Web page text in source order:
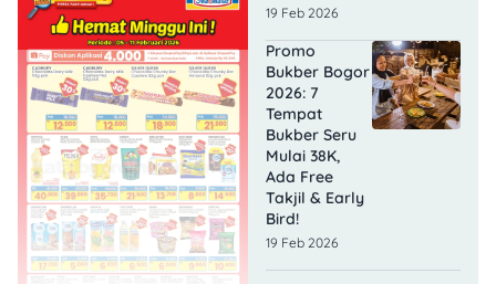
19 Feb 2026
Promo
Bukber Bogor
2026: 7
Tempat
Bukber Seru
Mulai 38K,
Ada Free
Takjil & Early
Bird!
19 Feb 2026